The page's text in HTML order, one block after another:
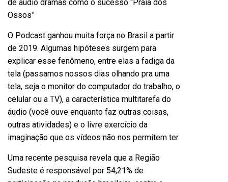
de áudio dramas como o sucesso “Praia dos
Ossos”
O Podcast ganhou muita força no Brasil a partir
de 2019. Algumas hipóteses surgem para
explicar esse fenômeno, entre elas a fadiga da
tela (passamos nossos dias olhando pra uma
tela, seja o monitor do computador do trabalho, o
celular ou a TV), a característica multitarefa do
áudio (você ouve enquanto faz outras coisas,
outras atividades) e o livre exercício da
imaginação que os vídeos não nos permitem ter.
Uma recente pesquisa revela que a Região
Sudeste é responsável por 54,21% de